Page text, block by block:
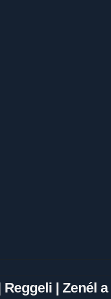
Reggeli | Zenél